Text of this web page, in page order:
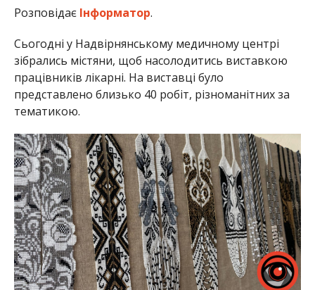
Розповідає Інформатор.
Сьогодні у Надвірнянському медичному центрі
зібрались містяни, щоб насолодитись виставкою
працівників лікарні. На виставці було
представлено близько 40 робіт, різноманітних за
тематикою.